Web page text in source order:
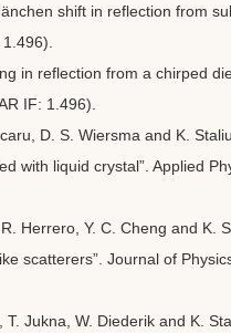
shift in reflection from
in reflection from a chirped
IF: 1.496).
D. S. Wiersma and K.
with liquid crystal”. Applied
Herrero, Y. C. Cheng and K.
scatterers”. Journal of
Jukna, W. Diederik and K.